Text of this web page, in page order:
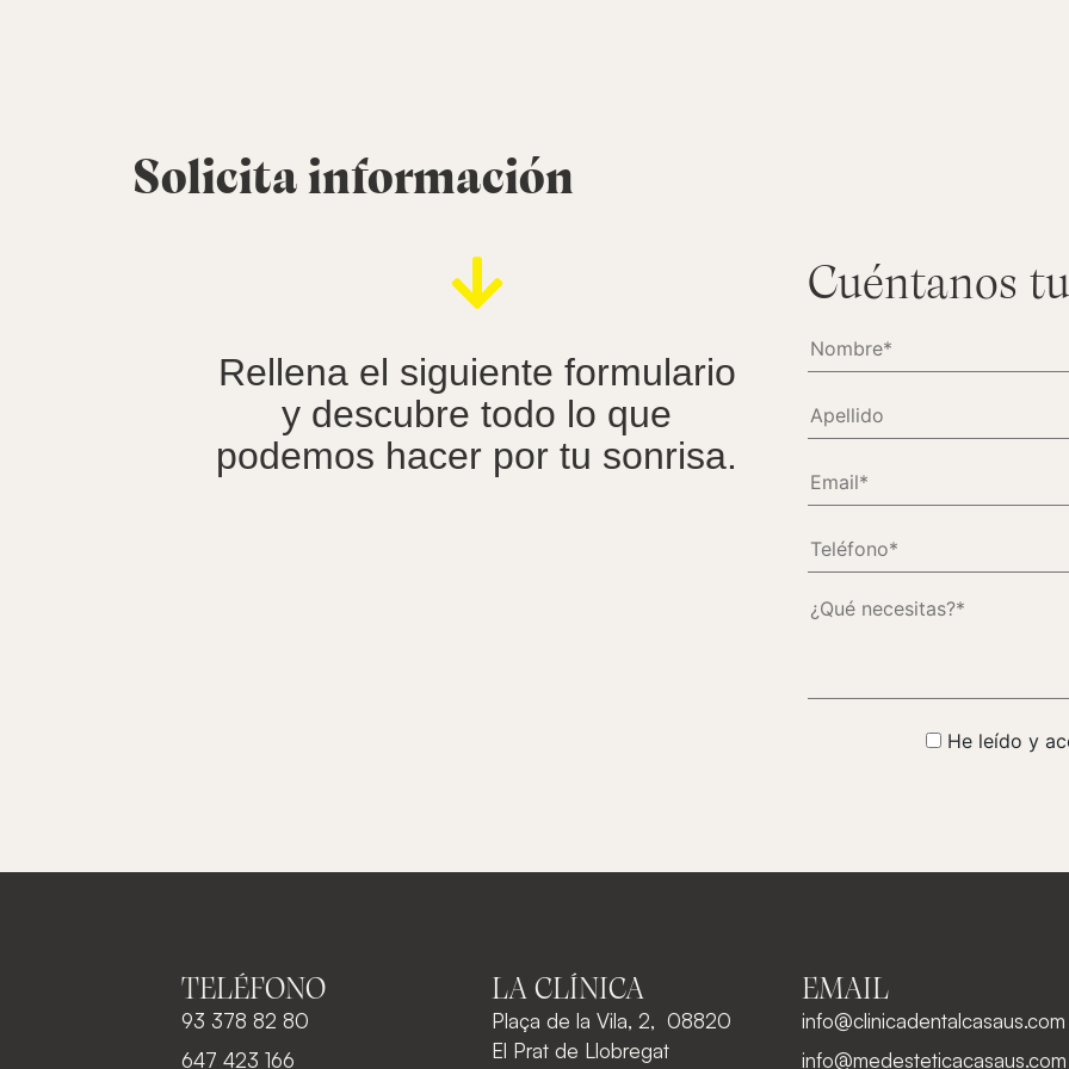
Solicita información
Rellena el siguiente formulario
y descubre todo lo que
podemos hacer por tu sonrisa.
Cuéntanos
He leído y
TELÉFONO
93 378 82 80
647 423 166
LA CLÍNICA
Plaça de la Vila, 2, 08820
El Prat de Llobregat
EMAIL
info@clinicadentalcasaus.com
info@medesteticacasaus.com